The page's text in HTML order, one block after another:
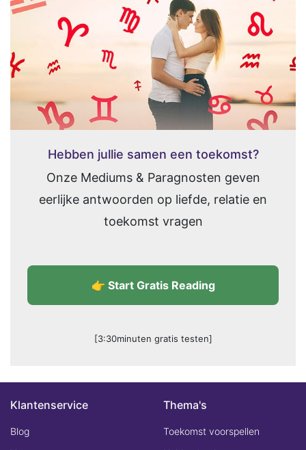
Hebben jullie samen een toekomst?
Onze Mediums & Paragnosten geven
eerlijke antwoorden op liefde, relatie en
toekomst vragen
👉 Start Gratis Reading
[3:30minuten gratis testen]
Klantenservice
Blog
Thema's
Toekomst voorspellen